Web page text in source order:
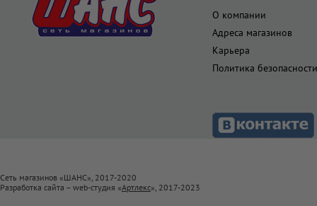
О компании
Адреса магазинов
Карьера
Политика безопасности
Сеть магазинов «ШАНС», 2017-2020
Разработка сайта – web-студия «Артлекс», 2017-2023